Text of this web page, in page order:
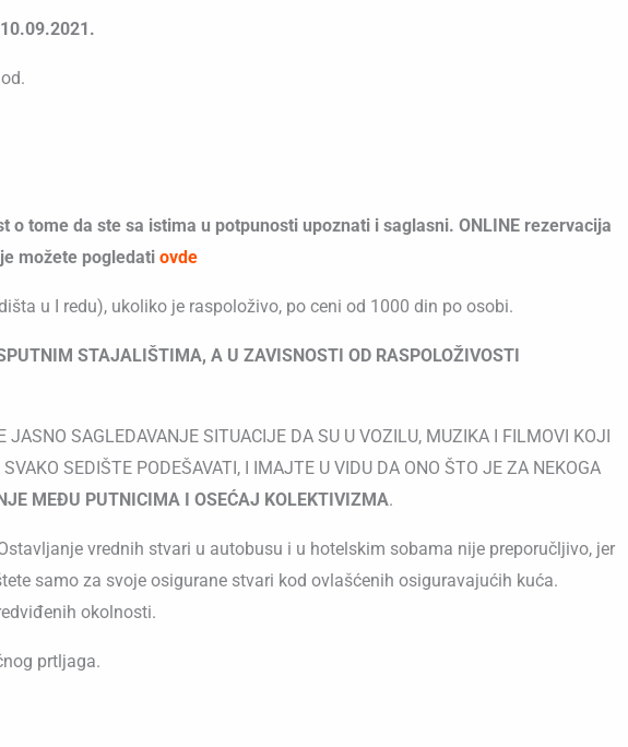
tome da ste sa istima u potpunosti upoznati i saglasni. ONLINE rezervacija
možete pogledati ovde
u I redu), ukoliko je raspoloživo, po ceni od 1000 din po osobi.
STAJALIŠTIMA, A U ZAVISNOSTI OD RASPOLOŽIVOSTI
JASNO SAGLEDAVANJE SITUACIJE DA SU U VOZILU, MUZIKA I FILMOVI KOJI
SEDIŠTE PODEŠAVATI, I IMAJTE U VIDU DA ONO ŠTO JE ZA NEKOGA
MEĐU PUTNICIMA I OSEĆAJ KOLEKTIVIZMA.
vrednih stvari u autobusu i u hotelskim sobama nije preporučljivo, jer
samo za svoje osigurane stvari kod ovlašćenih osiguravajućih kuća.
okolnosti.
prtljaga.